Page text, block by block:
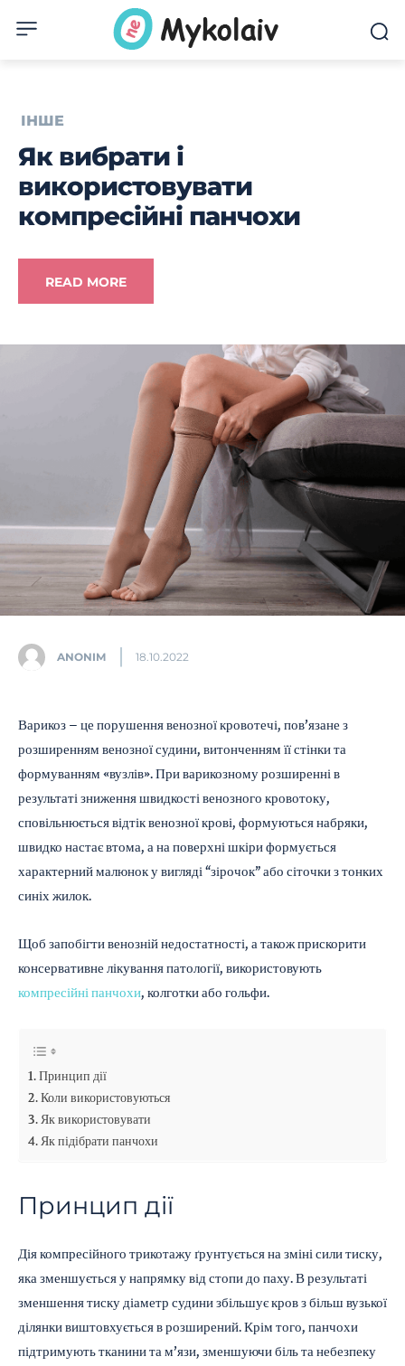
ІНШЕ
Як вибрати і
використовувати
компресійні панчохи
READ MORE
ANONIM 18.10.2022
Варикоз – це порушення венозної кровотечі, пов’язане з
розширенням венозної судини, витонченням її стінки та
формуванням «вузлів». При варикозному розширенні в
результаті зниження швидкості венозного кровотоку,
сповільнюється відтік венозної крові, формуються набряки,
швидко настає втома, а на поверхні шкіри формується
характерний малюнок у вигляді “зірочок” або сіточки з тонких
синіх жилок.
Щоб запобігти венозній недостатності, а також прискорити
консервативне лікування патології, використовують
компресійні панчохи, колготки або гольфи.
Принцип дії
Коли використовуються
Як використовувати
Як підібрати панчохи
Принцип дії
Дія компресійного трикотажу ґрунтується на зміні сили тиску,
яка зменшується у напрямку від стопи до паху. В результаті
зменшення тиску діаметр судини збільшує кров з більш вузької
ділянки виштовхується в розширений. Крім того, панчохи
підтримують тканини та м’язи, зменшуючи біль та небезпеку